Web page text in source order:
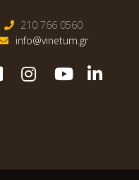
210 766 0560
info@vinetum.gr